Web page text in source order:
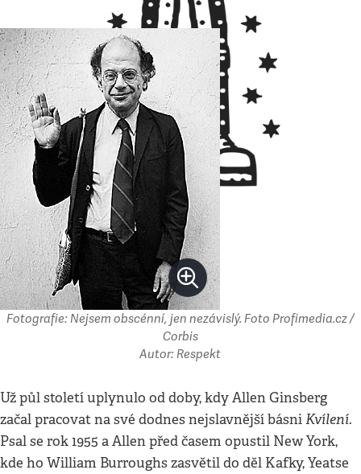
Fotografie: Nejsem obscénní, jen nezávislý. Foto Profimedia.cz /
Corbis
Autor: Respekt
Už půl století uplynulo od doby, kdy Allen Ginsberg
začal pracovat na své dodnes nejslavnější básniKvílení.
Psal se rok 1955 a Allen před časem opustil New York,
kde ho William Burroughs zasvětil do děl Kafky, Yeatse